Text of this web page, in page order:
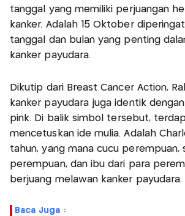
tanggal yang memiliki perjuangan
kanker. Adalah 15 Oktober
tanggal dan bulan yang penting
kanker payudara.
Dikutip dari Breast Cancer Action,
kanker payudara juga identik
pink. Di balik simbol tersebut,
mencetuskan ide mulia. Adalah
tahun, yang mana cucu perempuan,
perempuan, dan ibu dari para
berjuang melawan kanker payudara.
Baca Juga :